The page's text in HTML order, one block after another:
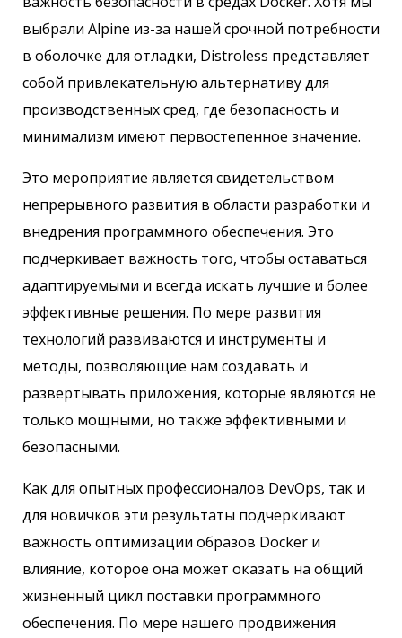
выбрали Alpine из-за нашей срочной потребности
в оболочке для отладки, Distroless представляет
собой привлекательную альтернативу для
производственных сред, где безопасность и
минимализм имеют первостепенное значение.
Это мероприятие является свидетельством
непрерывного развития в области разработки и
внедрения программного обеспечения. Это
подчеркивает важность того, чтобы оставаться
адаптируемыми и всегда искать лучшие и более
эффективные решения. По мере развития
технологий развиваются и инструменты и
методы, позволяющие нам создавать и
развертывать приложения, которые являются не
только мощными, но также эффективными и
безопасными.
Как для опытных профессионалов DevOps, так и
для новичков эти результаты подчеркивают
важность оптимизации образов Docker и
влияние, которое она может оказать на общий
жизненный цикл поставки программного
обеспечения. По мере нашего продвижения